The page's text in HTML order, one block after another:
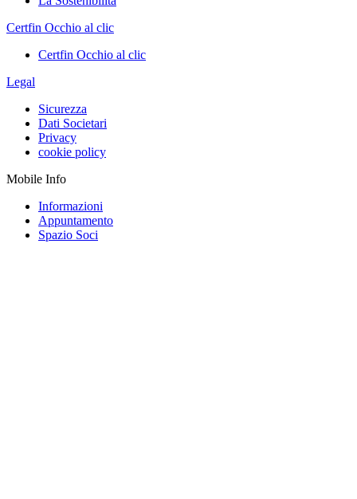
Certfin Occhio al clic
Certfin Occhio al clic
Legal
Sicurezza
Dati Societari
Privacy
cookie policy
Mobile Info
Informazioni
Appuntamento
Spazio Soci